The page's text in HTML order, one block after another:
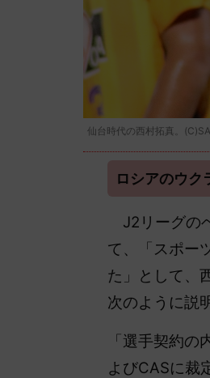
仙台時代の西村拓真。
ロシアのウク
J2リーグの
て、「スポー
た」として、
次のように説
「選手契約
よびCASに裁